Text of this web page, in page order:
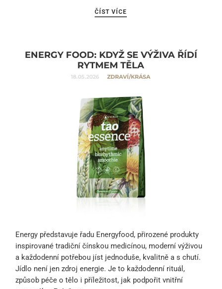
ČÍST VÍCE
ENERGY FOOD: KDYŽ SE VÝŽIVA ŘÍDÍ
RYTMEM TĚLA
18.05.2026 ZDRAVÍ/KRÁSA
Energy představuje řadu Energyfood, přirozené produkty
inspirované tradiční čínskou medicínou, moderní výživou
a každodenní potřebou jíst jednoduše, kvalitně a s chutí.
Jídlo není jen zdroj energie. Je to každodenní rituál,
způsob péče o tělo i příležitost, jak podpořit vnitřní